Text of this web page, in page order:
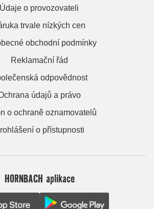
Údaje o provozovateli
trvale nízkých cen
obchodní podmínky
Reklamační řád
odpovědnost
údajů a právo
o ochraně oznamovatelů
o přístupnosti
HORNBACH aplikace